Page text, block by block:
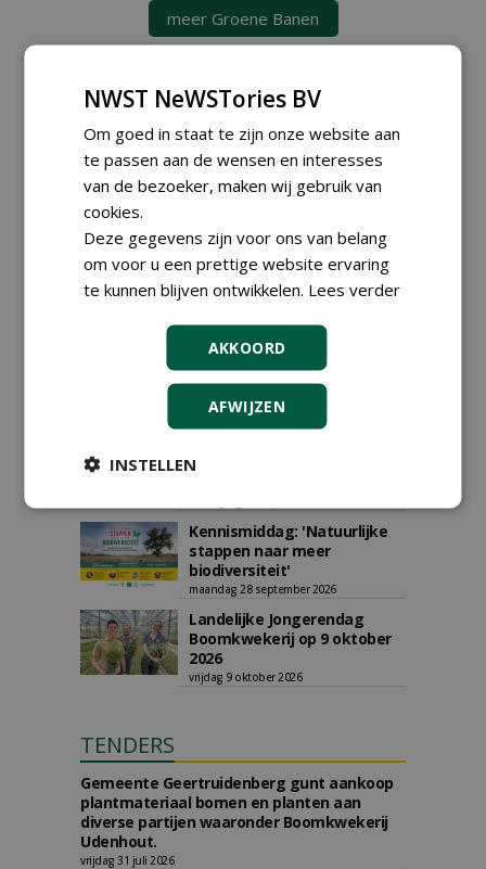
meer Groene Banen
GREEN OUTLET
Iedereen kan gratis kleine advertenties
plaatsen via zijn eigen account.
Plaats een gratis advertentie
AGENDA
Vakdag 'All About Annuals'
centraal in Appeltern
donderdag 27 augustus 2026
DCM Innovation Expo op 1 en
dinsdag 1 september 2026
t/m woensdag 2 september 2026
Boomkwekerij bekend
Kennismiddag: 'Natuurlijke
stappen naar meer
biodiversiteit'
maandag 28 september 2026
Landelijke Jongerendag
Boomkwekerij op 9 oktober
2026
vrijdag 9 oktober 2026
TENDERS
Gemeente Geertruidenberg gunt aankoop
plantmateriaal bomen en planten aan
diverse partijen waaronder Boomkwekerij
Udenhout.
vrijdag 31 juli 2026
NWST NeWSTories BV
Om goed in staat te zijn onze website aan
te passen aan de wensen en interesses
van de bezoeker, maken wij gebruik van
cookies.
Deze gegevens zijn voor ons van belang
om voor u een prettige website ervaring
te kunnen blijven ontwikkelen. Lees verder
AKKOORD
AFWIJZEN
INSTELLEN